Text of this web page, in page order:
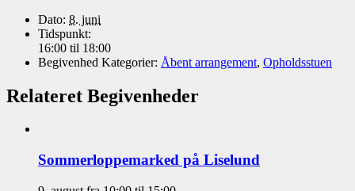
Dato: 8. juni
Tidspunkt:
16:00 til 18:00
Begivenhed Kategorier: Åbent arrangement, Opholdsstuen
Relateret Begivenheder
Sommerloppemarked på Liselund